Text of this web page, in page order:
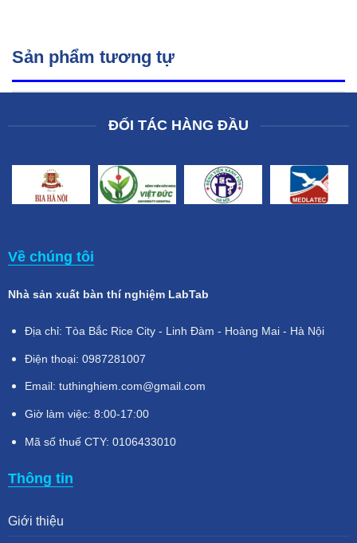
Sản phẩm tương tự
ĐỐI TÁC HÀNG ĐẦU
Về chúng tôi
Nhà sản xuất bàn thí nghiệm LabTab
Địa chỉ: Tòa Bắc Rice City - Linh Đàm - Hoàng Mai - Hà Nội
Điện thoại: 0987281007
Email: tuthinghiem.com@gmail.com
Giờ làm việc: 8:00-17:00
Mã số thuế CTY: 0106433010
Thông tin
Giới thiệu